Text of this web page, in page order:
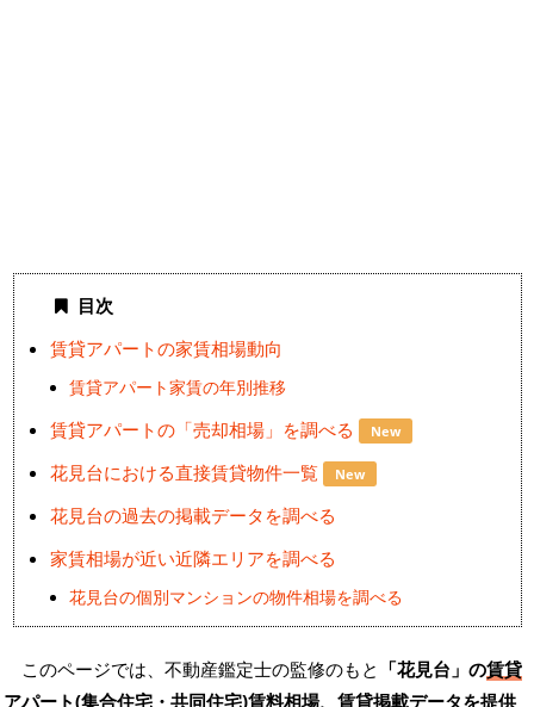
目次
賃貸アパートの家賃相場動向
賃貸アパート家賃の年別推移
賃貸アパートの「売却相場」を調べる New
花見台における直接賃貸物件一覧 New
花見台の過去の掲載データを調べる
家賃相場が近い近隣エリアを調べる
花見台の個別マンションの物件相場を調べる
このページでは、不動産鑑定士の監修のもと 「花見台」の賃貸
アパート(集合住宅・共同住宅)賃料相場、賃貸掲載データを提供